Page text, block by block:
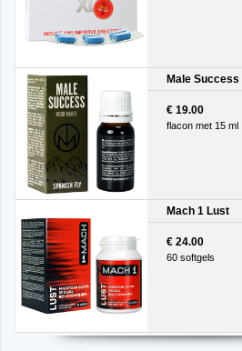
Male
€ 19.00
flacon met 15 ml
Mach 1 Lust
€ 24.00
60 softgels